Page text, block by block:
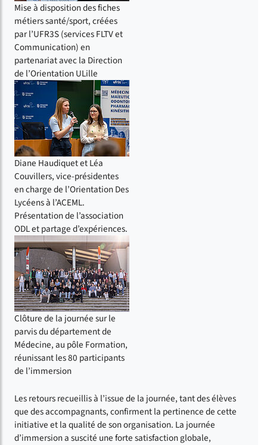
Mise à disposition des fiches
métiers santé/sport, créées
par l’UFR3S (services FLTV et
Communication) en
partenariat avec la Direction
de l’Orientation ULille
Diane Haudiquet et Léa
Couvillers, vice-présidentes
en charge de l’Orientation Des
Lycéens à l’ACEML.
Présentation de l’association
ODL et partage d’expériences.
Clôture de la journée sur le
parvis du département de
Médecine, au pôle Formation,
réunissant les 80 participants
de l’immersion
Les retours recueillis à l’issue de la journée, tant des élèves
que des accompagnants, confirment la pertinence de cette
initiative et la qualité de son organisation. La journée
d’immersion a suscité une forte satisfaction globale,